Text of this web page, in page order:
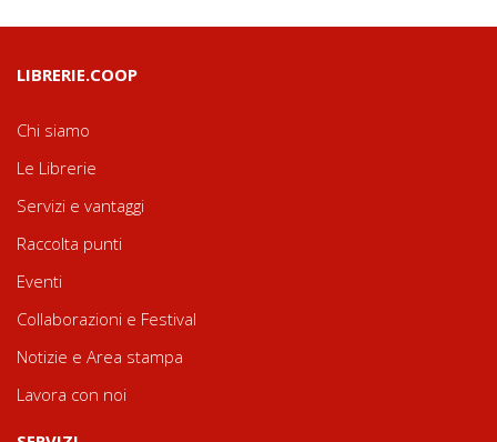
LIBRERIE.COOP
Chi siamo
Le Librerie
Servizi e vantaggi
Raccolta punti
Eventi
Collaborazioni e Festival
Notizie e Area stampa
Lavora con noi